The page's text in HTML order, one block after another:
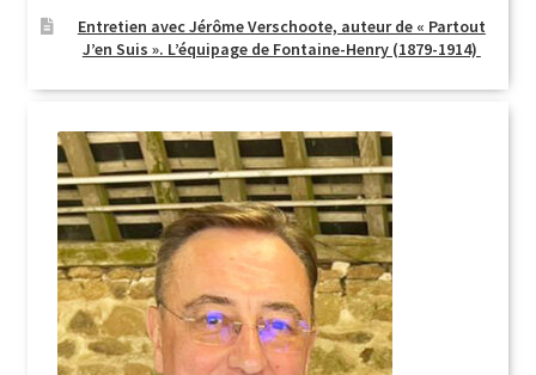
Entretien avec Jérôme Verschoote, auteur de « Partout
J’en Suis ». L’équipage de Fontaine-Henry (1879-1914)